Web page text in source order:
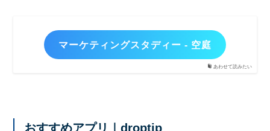
あわせて読みたい
マーケティングスタディー - 空庭
おすすめアプリ｜droptip